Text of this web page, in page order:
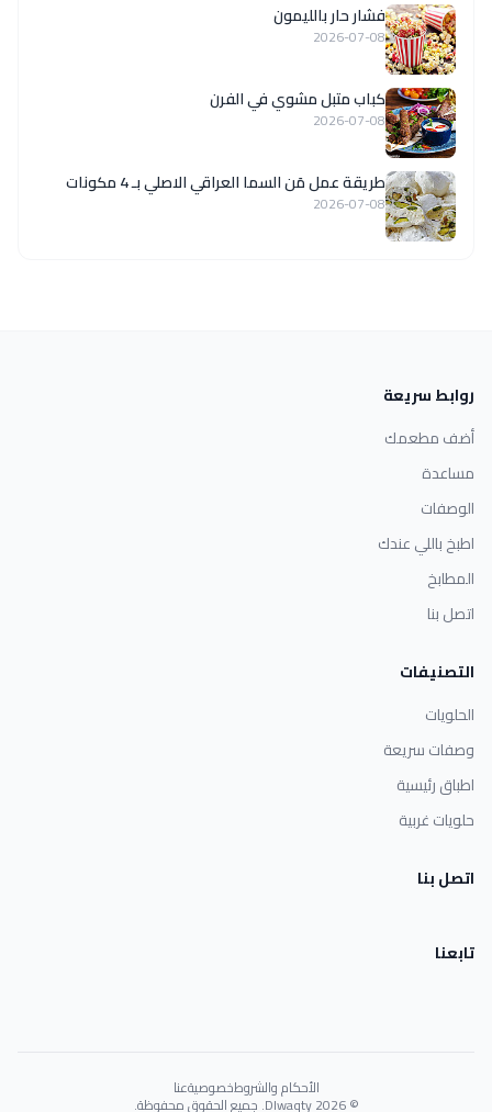
فشار حار بالليمون
2026-07-08
كباب متبل مشوي في الفرن
2026-07-08
طريقة عمل مَن السما العراقي الاصلي بـ 4 مكونات
2026-07-08
روابط سريعة
أضف مطعمك
مساعدة
الوصفات
اطبخ باللي عندك
المطابخ
اتصل بنا
التصنيفات
الحلويات
وصفات سريعة
اطباق رئيسية
حلويات غربية
اتصل بنا
تابعنا
الأحكام والشروطخصوصيةعنا
© 2026 Dlwaqty. جميع الحقوق محفوظة.